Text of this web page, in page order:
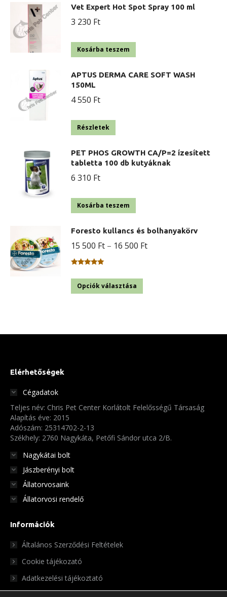
Vet Expert Hot Spot Spray 100 ml
3 230 Ft
Kosárba teszem
APTUS DERMA CARE SOFT WASH
150ML
4 550 Ft
Részletek
PET PHOS GROWTH CA/P=2 ízesített
tabletta 100 db kutyáknak
6 310 Ft
Kosárba teszem
Foresto kullancs és bolhanyakörv
15 500 Ft – 16 500 FtÁrtartomány:
5.00/ 5
Opciók választása
termékoldalon
ki
Elérhetőségek
Cégadatok
Teljes név: Chris Pet Center Korlátolt Felelősségű Társaság
Alapítás éve: 2015
Adószám: 25314702-2-13
Székhely: 2760 Nagykáta, Petőfi Sándor utca 2/B.
Nagykátai bolt
Jászberényi bolt
Állatorvosaink
Állatorvosi rendelő
Információk
Általános Szerződési Feltételek
Cookie tájékozató
Adatkezelési tájékoztató